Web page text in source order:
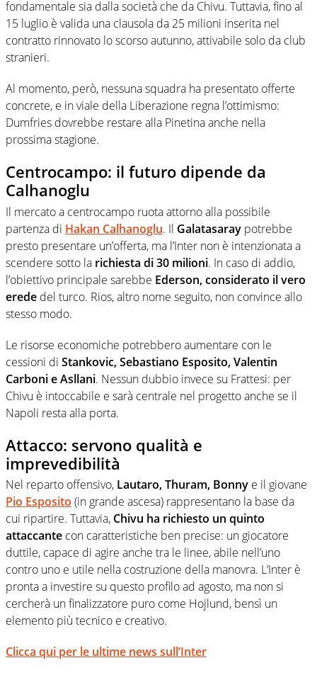
fondamentale sia dalla società che da Chivu. Tuttavia, fino al
15 luglio è valida una clausola da 25 milioni inserita nel
contratto rinnovato lo scorso autunno, attivabile solo da club
stranieri.
Al momento, però, nessuna squadra ha presentato offerte
concrete, e in viale della Liberazione regna l’ottimismo:
Dumfries dovrebbe restare alla Pinetina anche nella
prossima stagione.
Centrocampo: il futuro dipende da
Calhanoglu
Il mercato a centrocampo ruota attorno alla possibile
partenza di Hakan Calhanoglu. Il Galatasaray potrebbe
presto presentare un’offerta, ma l’Inter non è intenzionata a
scendere sotto la richiesta di 30 milioni. In caso di addio,
l’obiettivo principale sarebbe Ederson, considerato il vero
erede del turco. Rios, altro nome seguito, non convince allo
stesso modo.
Le risorse economiche potrebbero aumentare con le
cessioni di Stankovic, Sebastiano Esposito, Valentin
Carboni e Asllani. Nessun dubbio invece su Frattesi: per
Chivu è intoccabile e sarà centrale nel progetto anche se il
Napoli resta alla porta.
Attacco: servono qualità e
imprevedibilità
Nel reparto offensivo, Lautaro, Thuram, Bonny e il giovane
Pio Esposito (in grande ascesa) rappresentano la base da
cui ripartire. Tuttavia, Chivu ha richiesto un quinto
attaccante con caratteristiche ben precise: un giocatore
duttile, capace di agire anche tra le linee, abile nell’uno
contro uno e utile nella costruzione della manovra. L’Inter è
pronta a investire su questo profilo ad agosto, ma non si
cercherà un finalizzatore puro come Hojlund, bensì un
elemento più tecnico e creativo.
Clicca qui per le ultime news sull’Inter